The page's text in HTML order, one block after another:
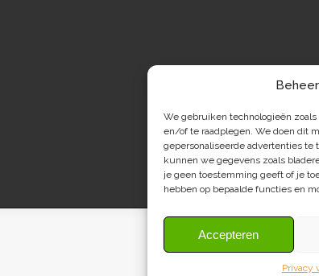
We gebruiken technologieën zoals
en/of te raadplegen. We doen dit
gepersonaliseerde advertenties te
kunnen we gegevens zoals
je geen toestemming geeft of je
hebben op bepaalde functies en
Accepteren
Privacy